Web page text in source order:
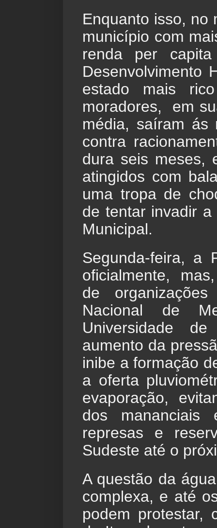
Enquanto isso, no
município com
renda per
Desenvolvimento
estado mais
moradores,  em
média, saíram ás
contra
dura seis meses,
atingidos com
uma tropa de
de tentar invadir
Municipal.
Segunda-feira, a
oficialmente,
de
Nacional de
Universidade
aumento da
inibe a formação
a oferta
evaporação,
dos
represas e
Sudeste até o
A questão da
complexa, e até
podem protestar,